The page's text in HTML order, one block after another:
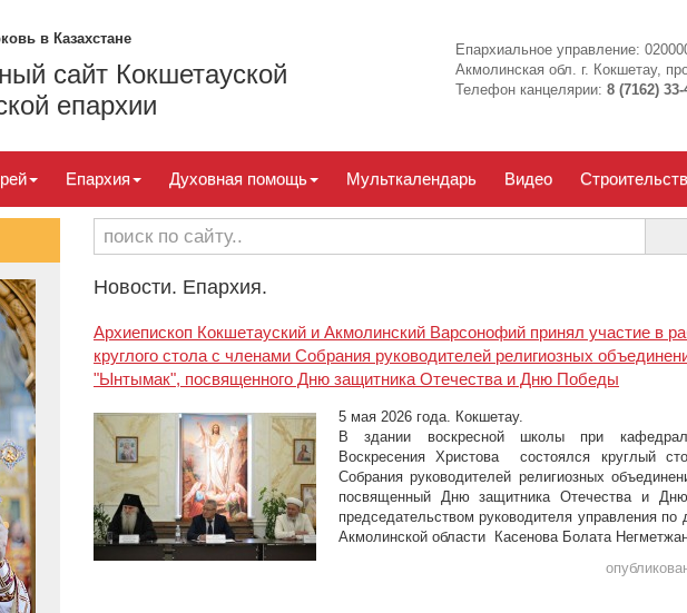
в Казахстане
сайт Кокшетауской
епархии
Епархиальное управление:
Акмолинская обл. г. Кокшетау,
Телефон канцелярии: 8 (7162) 33-
Епархия Духовная помощь Мульткалендарь Видео
Новости. Епархия.
Архиепископ Кокшетауский и Акмолинский Варсонофий принял участие в
круглого стола с членами Собрания руководителей религиозных
"Ынтымак", посвященного Дню защитника Отечества и Дню Победы
5 мая 2026 года. Кокшетау.
В здании воскресной школы при
Воскресения Христова состоялся круглый
Собрания руководителей религиозных
посвященный Дню защитника Отечества и
председательством руководителя управления по
Акмолинской области
Касенова Болата